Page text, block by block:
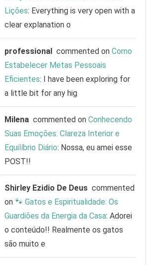
Lições: Everything is very open with a
clear explanation o
professional commented onComo
Estabelecer Metas Pessoais
Eficientes: I have been exploring for
a little bit for any hig
Milena commented onConhecendo
Suas Emoções: Clareza Interior e
Equilíbrio Diário: Nossa, eu amei esse
POST!!
Shirley Ezidio De Deus commented
on🐾 Gatos e Espiritualidade: Os
Guardiões da Energia da Casa: Adorei
o conteúdo!! Realmente os gatos
são muito e